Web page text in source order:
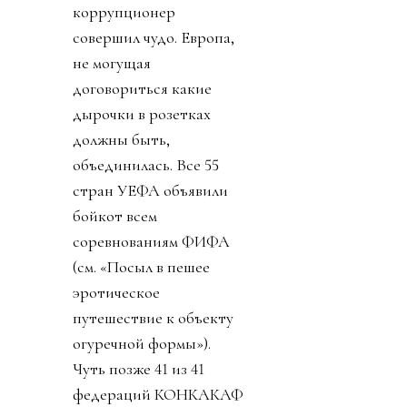
коррупционер
совершил чудо. Европа,
не могущая
договориться какие
дырочки в розетках
должны быть,
объединилась. Все 55
стран УЕФА объявили
бойкот всем
соревнованиям ФИФА
(см. «Посыл в пешее
эротическое
путешествие к объекту
огуречной формы»).
Чуть позже 41 из 41
федераций КОНКАКАФ